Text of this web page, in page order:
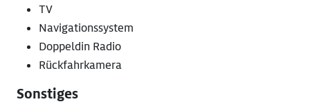
TV
Navigationssystem
Doppeldin Radio
Rückfahrkamera
Sonstiges